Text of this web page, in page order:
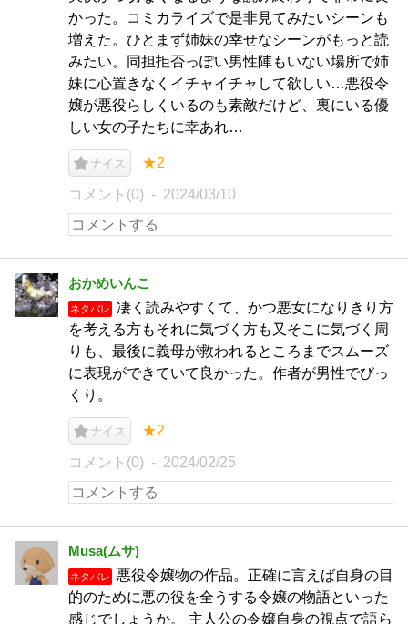
かった。コミカライズで是非見てみたいシーンも
増えた。ひとまず姉妹の幸せなシーンがもっと読
みたい。同担拒否っぽい男性陣もいない場所で姉
妹に心置きなくイチャイチャして欲しい…悪役令
嬢が悪役らしくいるのも素敵だけど、裏にいる優
しい女の子たちに幸あれ…
ナイス ★2
コメント(0) 2024/03/10
おかめいんこ
ネタバレ
凄く読みやすくて、かつ悪女になりきり方
を考える方もそれに気づく方も又そこに気づく周
りも、最後に義母が救われるところまでスムーズ
に表現ができていて良かった。作者が男性でびっ
くり。
ナイス ★2
コメント(0) 2024/02/25
Musa(ムサ)
ネタバレ
悪役令嬢物の作品。正確に言えば自身の目
的のために悪の役を全うする令嬢の物語といった
感じでしょうか。 主人公の令嬢自身の視点で語ら